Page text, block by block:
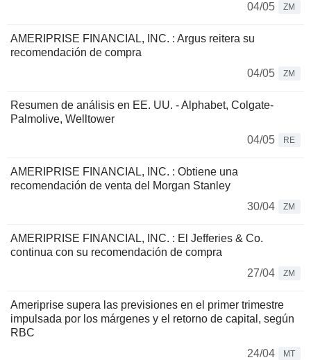
04/05
ZM
AMERIPRISE FINANCIAL, INC. : Argus reitera su
recomendación de compra
04/05
ZM
Resumen de análisis en EE. UU. - Alphabet, Colgate-
Palmolive, Welltower
04/05
RE
AMERIPRISE FINANCIAL, INC. : Obtiene una
recomendación de venta del Morgan Stanley
30/04
ZM
AMERIPRISE FINANCIAL, INC. : El Jefferies & Co.
continua con su recomendación de compra
27/04
ZM
Ameriprise supera las previsiones en el primer trimestre
impulsada por los márgenes y el retorno de capital, según
RBC
24/04
MT